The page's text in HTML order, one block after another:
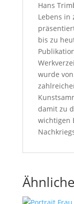
Hans
Lebens in
bis zu
wurde
damit zu
wichtigen